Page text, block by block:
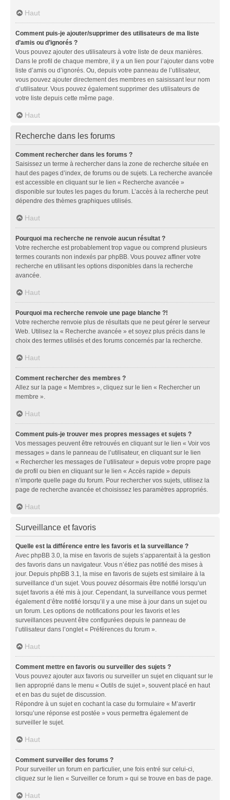
Haut
Comment puis-je ajouter/supprimer des utilisateurs de ma liste
d’amis ou d’ignorés ?
Vous pouvez ajouter des utilisateurs à votre liste de deux manières.
Dans le profil de chaque membre, il y a un lien pour l’ajouter dans votre
liste d’amis ou d’ignorés. Ou, depuis votre panneau de l’utilisateur,
vous pouvez ajouter directement des membres en saisissant leur nom
d’utilisateur. Vous pouvez également supprimer des utilisateurs de
votre liste depuis cette même page.
Haut
Recherche dans les forums
Comment rechercher dans les forums ?
Saisissez un terme à rechercher dans la zone de recherche située en
haut des pages d’index, de forums ou de sujets. La recherche avancée
est accessible en cliquant sur le lien « Recherche avancée »
disponible sur toutes les pages du forum. L’accès à la recherche peut
dépendre des thèmes graphiques utilisés.
Haut
Pourquoi ma recherche ne renvoie aucun résultat ?
Votre recherche est probablement trop vague ou comprend plusieurs
termes courants non indexés par phpBB. Vous pouvez affiner votre
recherche en utilisant les options disponibles dans la recherche
avancée.
Haut
Pourquoi ma recherche renvoie une page blanche ?!
Votre recherche renvoie plus de résultats que ne peut gérer le serveur
Web. Utilisez la « Recherche avancée » et soyez plus précis dans le
choix des termes utilisés et des forums concernés par la recherche.
Haut
Comment rechercher des membres ?
Allez sur la page « Membres », cliquez sur le lien « Rechercher un
membre ».
Haut
Comment puis-je trouver mes propres messages et sujets ?
Vos messages peuvent être retrouvés en cliquant sur le lien « Voir vos
messages » dans le panneau de l’utilisateur, en cliquant sur le lien
« Rechercher les messages de l’utilisateur » depuis votre propre page
de profil ou bien en cliquant sur le lien « Accès rapide » depuis
n’importe quelle page du forum. Pour rechercher vos sujets, utilisez la
page de recherche avancée et choisissez les paramètres appropriés.
Haut
Surveillance et favoris
Quelle est la différence entre les favoris et la surveillance ?
Avec phpBB 3.0, la mise en favoris de sujets s’apparentait à la gestion
des favoris dans un navigateur. Vous n’étiez pas notifié des mises à
jour. Depuis phpBB 3.1, la mise en favoris de sujets est similaire à la
surveillance d’un sujet. Vous pouvez désormais être notifié lorsqu’un
sujet favoris a été mis à jour. Cependant, la surveillance vous permet
également d’être notifié lorsqu’il y a une mise à jour dans un sujet ou
un forum. Les options de notifications pour les favoris et les
surveillances peuvent être configurées depuis le panneau de
l’utilisateur dans l’onglet « Préférences du forum ».
Haut
Comment mettre en favoris ou surveiller des sujets ?
Vous pouvez ajouter aux favoris ou surveiller un sujet en cliquant sur le
lien approprié dans le menu « Outils de sujet », souvent placé en haut
et en bas du sujet de discussion.
Répondre à un sujet en cochant la case du formulaire « M’avertir
lorsqu’une réponse est postée » vous permettra également de
surveiller le sujet.
Haut
Comment surveiller des forums ?
Pour surveiller un forum en particulier, une fois entré sur celui-ci,
cliquez sur le lien « Surveiller ce forum » qui se trouve en bas de page.
Haut